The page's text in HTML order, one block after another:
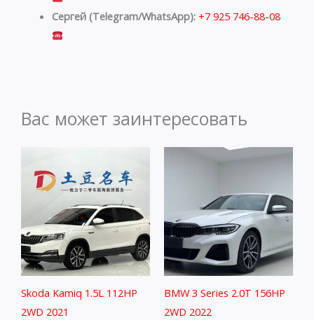
Сергей (Telegram/WhatsApp): +7 925 746-88-08
Вас может заинтересовать
Skoda Kamiq 1.5L 112HP
2WD 2021
BMW 3 Series 2.0T 156HP
2WD 2022